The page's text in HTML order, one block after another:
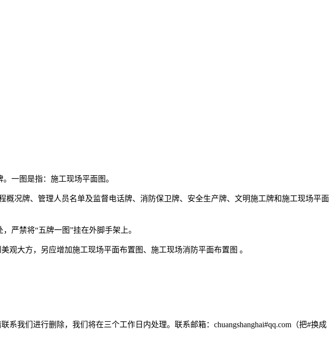
一图是指：施工现场平面图。
况牌、管理人员名单及监督电话牌、消防保卫牌、安全生产牌、文明施工牌和施工现场平面
严禁将“五牌一图”挂在外脚手架上。
观大方，另应增加施工现场平面布置图、施工现场消防平面布置图 。
我们进行删除，我们将在三个工作日内处理。联系邮箱：chuangshanghai#qq.com（把#换成